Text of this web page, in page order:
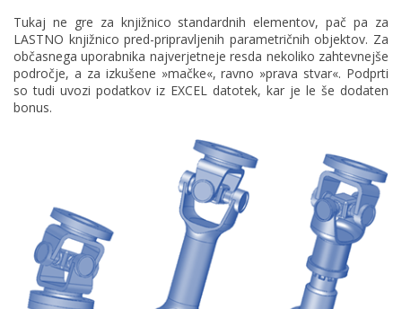
Tukaj ne gre za knjižnico standardnih elementov, pač pa za
LASTNO knjižnico pred-pripravljenih parametričnih objektov. Za
občasnega uporabnika najverjetneje resda nekoliko zahtevnejše
področje, a za izkušene »mačke«, ravno »prava stvar«. Podprti
so tudi uvozi podatkov iz EXCEL datotek, kar je le še dodaten
bonus.